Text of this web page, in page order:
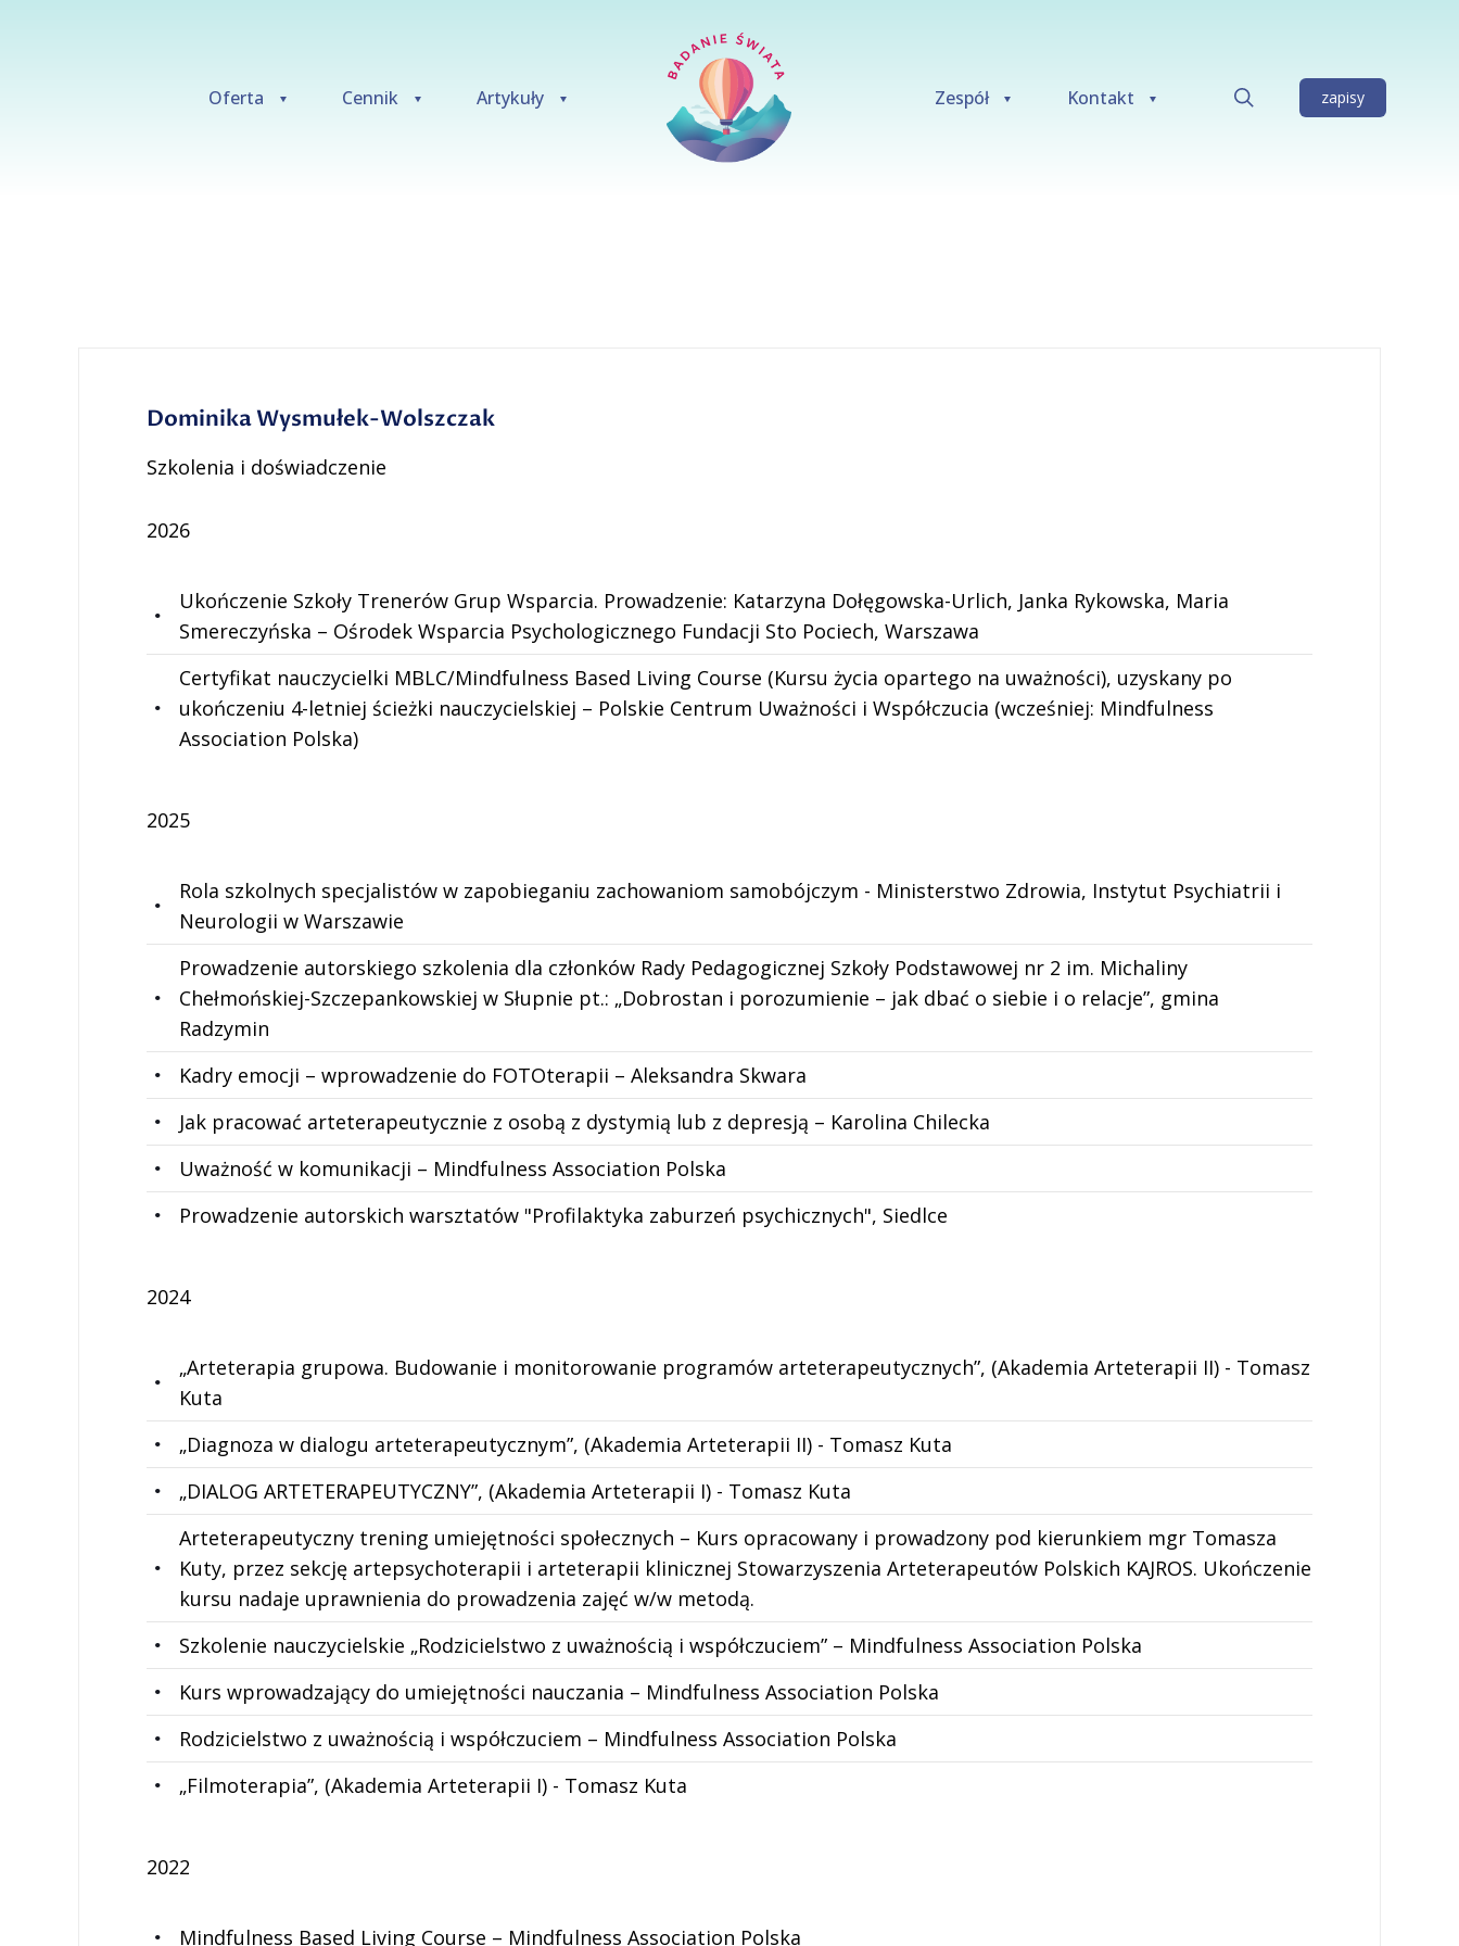
Oferta Cennik Artykuły Zespół Kontakt zapisy
Dominika Wysmułek-Wolszczak
Szkolenia i doświadczenie
2026
Ukończenie Szkoły Trenerów Grup Wsparcia. Prowadzenie: Katarzyna Dołęgowska-Urlich, Janka Rykowska, Maria
Smereczyńska – Ośrodek Wsparcia Psychologicznego Fundacji Sto Pociech, Warszawa
Certyfikat nauczycielki MBLC/Mindfulness Based Living Course (Kursu życia opartego na uważności), uzyskany po
ukończeniu 4-letniej ścieżki nauczycielskiej – Polskie Centrum Uważności i Współczucia (wcześniej: Mindfulness
Association Polska)
2025
Rola szkolnych specjalistów w zapobieganiu zachowaniom samobójczym - Ministerstwo Zdrowia, Instytut Psychiatrii i
Neurologii w Warszawie
Prowadzenie autorskiego szkolenia dla członków Rady Pedagogicznej Szkoły Podstawowej nr 2 im. Michaliny
Chełmońskiej-Szczepankowskiej w Słupnie pt.: „Dobrostan i porozumienie – jak dbać o siebie i o relacje”, gmina
Radzymin
Kadry emocji – wprowadzenie do FOTOterapii – Aleksandra Skwara
Jak pracować arteterapeutycznie z osobą z dystymią lub z depresją – Karolina Chilecka
Uważność w komunikacji – Mindfulness Association Polska
Prowadzenie autorskich warsztatów "Profilaktyka zaburzeń psychicznych", Siedlce
2024
„Arteterapia grupowa. Budowanie i monitorowanie programów arteterapeutycznych”, (Akademia Arteterapii II) - Tomasz
Kuta
„Diagnoza w dialogu arteterapeutycznym”, (Akademia Arteterapii II) - Tomasz Kuta
„DIALOG ARTETERAPEUTYCZNY”, (Akademia Arteterapii I) - Tomasz Kuta
Arteterapeutyczny trening umiejętności społecznych – Kurs opracowany i prowadzony pod kierunkiem mgr Tomasza
Kuty, przez sekcję artepsychoterapii i arteterapii klinicznej Stowarzyszenia Arteterapeutów Polskich KAJROS. Ukończenie
kursu nadaje uprawnienia do prowadzenia zajęć w/w metodą.
Szkolenie nauczycielskie „Rodzicielstwo z uważnością i współczuciem” – Mindfulness Association Polska
Kurs wprowadzający do umiejętności nauczania – Mindfulness Association Polska
Rodzicielstwo z uważnością i współczuciem – Mindfulness Association Polska
„Filmoterapia”, (Akademia Arteterapii I) - Tomasz Kuta
2022
Mindfulness Based Living Course – Mindfulness Association Polska